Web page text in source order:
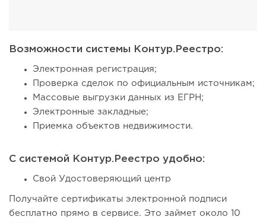
Возможности системы Контур.Реестро:
Электронная регистрация;
Проверка сделок по официальным источникам;
Массовые выгрузки данных из ЕГРН;
Электронные закладные;
Приемка объектов недвижимости.
С системой Контур.Реестро удобно:
Свой Удостоверяющий центр
Получайте сертификаты электронной подписи
бесплатно прямо в сервисе. Это займет около 10